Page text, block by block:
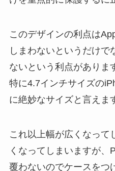
このデザインの利点は
しまわないというだけで
ないという利点がありま
特に4.7インチサイズの
に絶妙なサイズと言えま
これ以上幅が広くなって
くなってしまいますが、
覆わないのでケースをつ